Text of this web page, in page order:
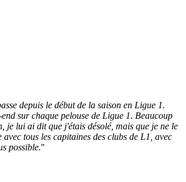
depuis le début de la saison en Ligue 1.
sur chaque pelouse de Ligue 1. Beaucoup
je lui ai dit que j'étais désolé, mais que je ne le
tous les capitaines des clubs de L1, avec
possible."